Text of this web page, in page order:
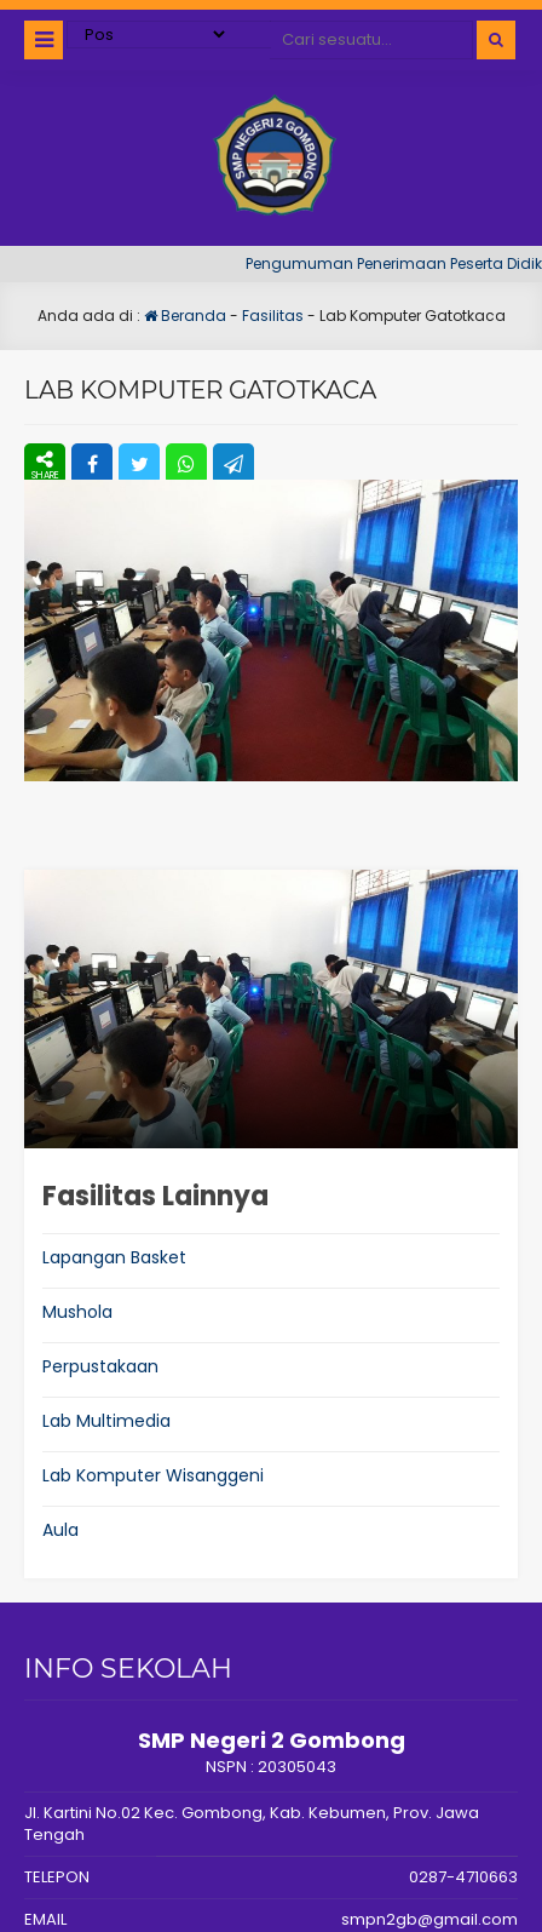
Pengumuman Penerimaan Peserta
Anda ada di : Beranda - Fasilitas - Lab Komputer Gatotkaca
LAB KOMPUTER GATOTKACA
Fasilitas Lainnya
Lapangan Basket
Mushola
Perpustakaan
Lab Multimedia
Lab Komputer Wisanggeni
Aula
INFO SEKOLAH
SMP Negeri 2 Gombong
NSPN : 20305043
Jl. Kartini No.02 Kec. Gombong, Kab. Kebumen, Prov. Jawa
Tengah
TELEPON
0287-4710663
EMAIL
smpn2gb@gmail.com